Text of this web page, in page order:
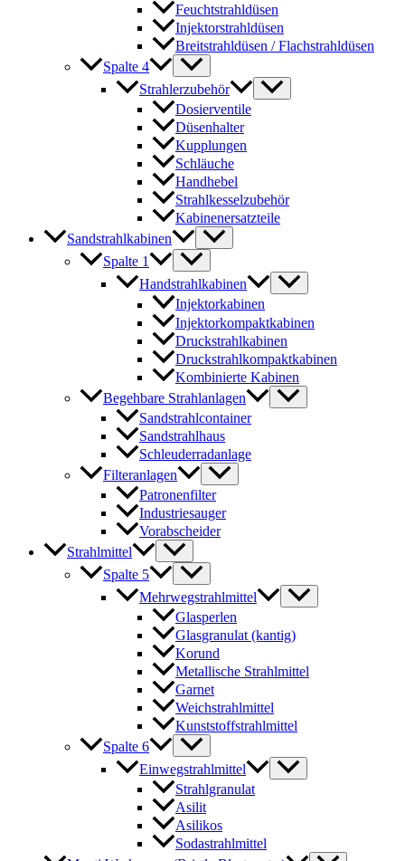
Feuchtstrahldüsen
Injektorstrahldüsen
Breitstrahldüsen / Flachstrahldüsen
Spalte 4
Strahlerzubehör
Dosierventile
Düsenhalter
Kupplungen
Schläuche
Handhebel
Strahlkesselzubehör
Kabinenersatzteile
Sandstrahlkabinen
Spalte 1
Handstrahlkabinen
Injektorkabinen
Injektorkompaktkabinen
Druckstrahlkabinen
Druckstrahlkompaktkabinen
Kombinierte Kabinen
Begehbare Strahlanlagen
Sandstrahlcontainer
Sandstrahlhaus
Schleuderradanlage
Filteranlagen
Patronenfilter
Industriesauger
Vorabscheider
Strahlmittel
Spalte 5
Mehrwegstrahlmittel
Glasperlen
Glasgranulat (kantig)
Korund
Metallische Strahlmittel
Garnet
Weichstrahlmittel
Kunststoffstrahlmittel
Spalte 6
Einwegstrahlmittel
Strahlgranulat
Asilit
Asilikos
Sodastrahlmittel